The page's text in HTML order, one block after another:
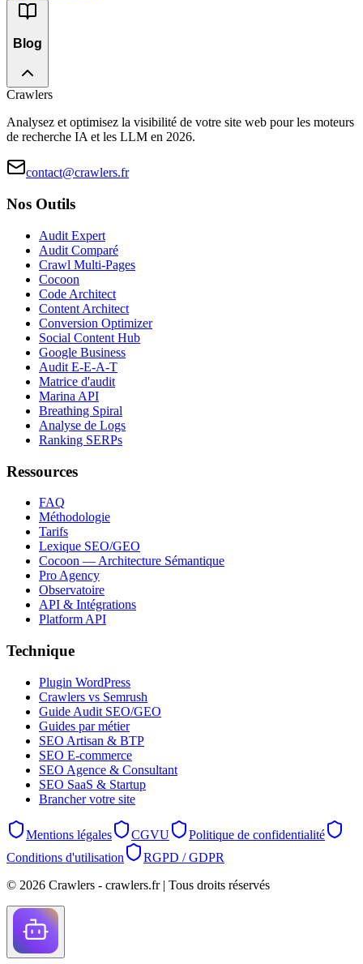
Blog
Crawlers
Analysez et optimisez la visibilité de votre site web pour les moteurs
de recherche IA et les LLM en 2026.
contact@crawlers.fr
Nos Outils
Audit Expert
Audit Comparé
Crawl Multi-Pages
Cocoon
Code Architect
Content Architect
Conversion Optimizer
Social Content Hub
Google Business
Audit E-E-A-T
Matrice d'audit
Marina API
Breathing Spiral
Analyse de Logs
Ranking SERPs
Ressources
FAQ
Méthodologie
Tarifs
Lexique SEO/GEO
Cocoon — Architecture Sémantique
Pro Agency
Observatoire
API & Intégrations
Platform API
Technique
Plugin WordPress
Crawlers vs Semrush
Guide Audit SEO/GEO
Guides par métier
SEO Artisan & BTP
SEO E-commerce
SEO Agence & Consultant
SEO SaaS & Startup
Brancher votre site
Mentions légales CGVU
Politique de confidentialité
Conditions d'utilisation
RGPD / GDPR
© 2026 Crawlers - crawlers.fr | Tous droits réservés